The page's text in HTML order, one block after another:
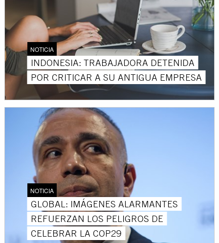
NOTICIA
INDONESIA: TRABAJADORA DETENIDA
POR CRITICAR A SU ANTIGUA EMPRESA
NOTICIA
GLOBAL: IMÁGENES ALARMANTES
REFUERZAN LOS PELIGROS DE
CELEBRAR LA COP29